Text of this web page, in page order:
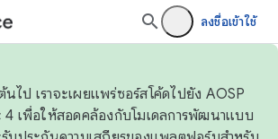
ลงชื่อเข้าใช้
ไป เราจะเผยแพร่ซอร์สโค้ดไปยัง AOSP
4 เพื่อให้สอดคล้องกับโมเดลการพัฒนาแบบ